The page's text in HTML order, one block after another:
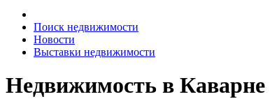
Поиск недвижимости
Новости
Выставки недвижимости
Недвижимость в Каварне